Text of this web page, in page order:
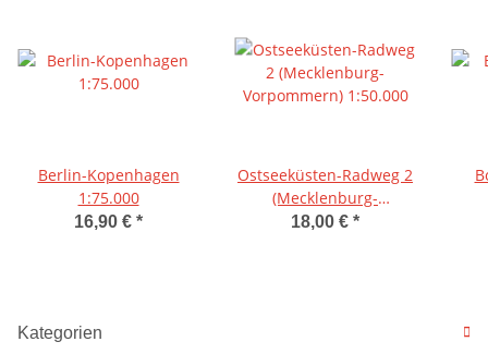
Berlin-Kopenhagen
1:75.000
16,90 € *
Ostseeküsten-Radweg 2
(Mecklenburg-
Vorpommern) 1:50.000
18,00 € *
Kategorien